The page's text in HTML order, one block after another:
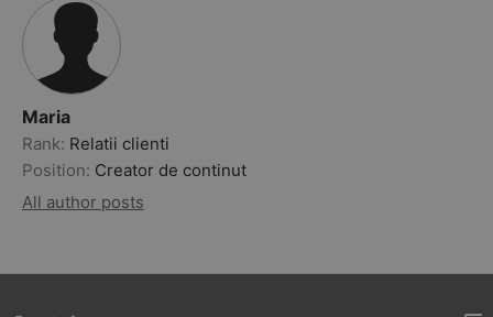
Maria
Rank: Relatii clienti
Position: Creator de continut
All author posts